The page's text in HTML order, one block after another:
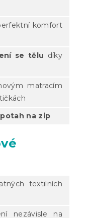
komfort
se tělu díky
matracím
na zip
textilních
nezávisle na